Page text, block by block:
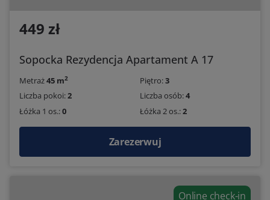
449 zł
Sopocka Rezydencja Apartament A 17
Metraż45 m2 Piętro:3
Liczba pokoi:2 Liczba osób:4
Łóżka 1 os.:0 Łóżka 2 os.:2
Zarezerwuj
Online check-in